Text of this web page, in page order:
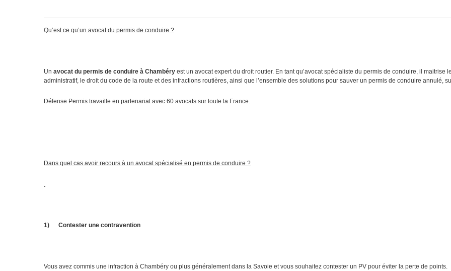
Qu’est ce qu’un avocat du permis de conduire ?
Un avocat du permis de conduire à Chambéry est un avocat expert du droit routier. En tant qu’avocat spécialiste du permis de conduire, il
administratif, le droit du code de la route et des infractions routières, ainsi que l’ensemble des solutions pour sauver un permis de conduire annulé,
Défense Permis travaille en partenariat avec 60 avocats sur toute la France.
Dans quel cas avoir recours à un avocat spécialisé en permis de conduire ?
1) Contester une contravention
Vous avez commis une infraction à Chambéry ou plus généralement dans la Savoie et vous souhaitez contester un PV pour éviter la perte de points.